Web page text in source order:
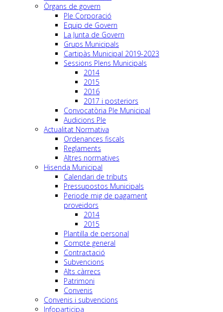
Òrgans de govern
Ple Corporació
Equip de Govern
La Junta de Govern
Grups Municipals
Cartipàs Municipal 2019-2023
Sessions Plens Municipals
2014
2015
2016
2017 i posteriors
Convocatòria Ple Municipal
Audicions Ple
Actualitat Normativa
Ordenances fiscals
Reglaments
Altres normatives
Hisenda Municipal
Calendari de tributs
Pressupostos Municipals
Periode mig de pagament
proveidors
2014
2015
Plantilla de personal
Compte general
Contractació
Subvencions
Alts càrrecs
Patrimoni
Convenis
Convenis i subvencions
Infoparticipa